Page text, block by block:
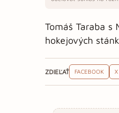
Tomáš Taraba s
hokejových
ZDIEĽAŤ FACEBOOK X